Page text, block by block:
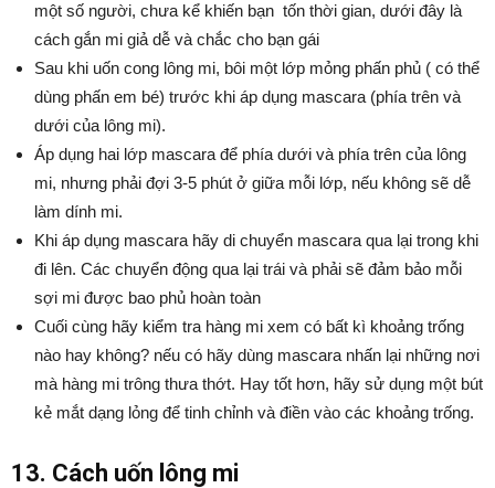
một số người, chưa kể khiến bạn tốn thời gian, dưới đây là
cách gắn mi giả dễ và chắc cho bạn gái
Sau khi uốn cong lông mi, bôi một lớp mỏng phấn phủ ( có thể
dùng phấn em bé) trước khi áp dụng mascara (phía trên và
dưới của lông mi).
Áp dụng hai lớp mascara để phía dưới và phía trên của lông
mi, nhưng phải đợi 3-5 phút ở giữa mỗi lớp, nếu không sẽ dễ
làm dính mi.
Khi áp dụng mascara hãy di chuyển mascara qua lại trong khi
đi lên. Các chuyển động qua lại trái và phải sẽ đảm bảo mỗi
sợi mi được bao phủ hoàn toàn
Cuối cùng hãy kiểm tra hàng mi xem có bất kì khoảng trống
nào hay không? nếu có hãy dùng mascara nhấn lại những nơi
mà hàng mi trông thưa thớt. Hay tốt hơn, hãy sử dụng một bút
kẻ mắt dạng lỏng để tinh chỉnh và điền vào các khoảng trống.
13. Cách uốn lông mi